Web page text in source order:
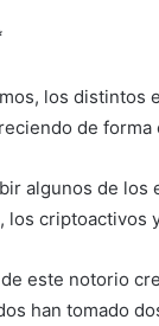
los distintos
de forma
algunos de
los criptoactivos
este notorio
han tomado